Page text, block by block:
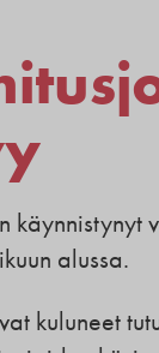
käynnistynyt
alussa.
kuluneet